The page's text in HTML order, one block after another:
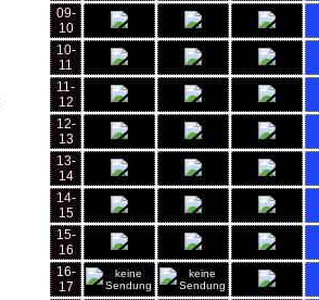
09-
10
10-
11
11-
12
12-
13
13-
14
14-
15
15-
16
16-
17